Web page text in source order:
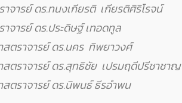
าจารย์ ดร.ทนงเกียรติ เกียรติศิริโรจน์
าจารย์ ดร.ประดิษฐ์ เทอดทูล
สตราจารย์ ดร.นคร ทิพยาวงศ์
สตราจารย์ ดร.สุทธิชัย เปรมฤดีปรีชาชาญ
สตราจารย์ ดร.นิพนธ์ ธีรอำพน